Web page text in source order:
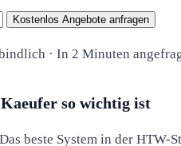
Kostenlos Angebote anfragen
· In 2 Minuten
so wichtig ist
beste System in der HTW-